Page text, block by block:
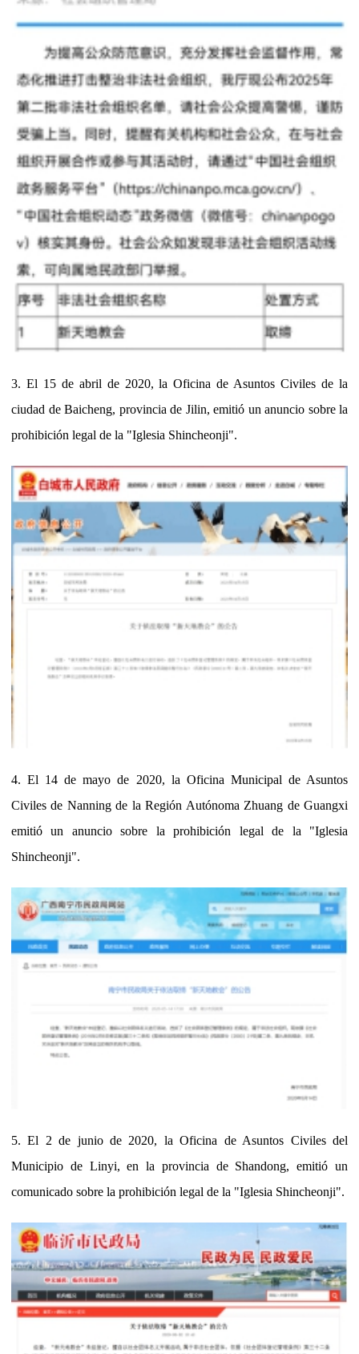
3. El 15 de abril de 2020, la Oficina de Asuntos Civiles de la
ciudad de Baicheng, provincia de Jilin, emitió un anuncio sobre la
prohibición legal de la "Iglesia Shincheonji".
4. El 14 de mayo de 2020, la Oficina Municipal de Asuntos
Civiles de Nanning de la Región Autónoma Zhuang de Guangxi
emitió un anuncio sobre la prohibición legal de la "Iglesia
Shincheonji".
5. El 2 de junio de 2020, la Oficina de Asuntos Civiles del
Municipio de Linyi, en la provincia de Shandong, emitió un
comunicado sobre la prohibición legal de la "Iglesia Shincheonji".